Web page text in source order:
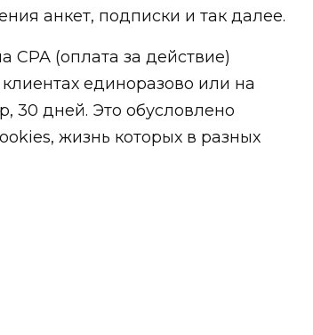
анкет, подписки и так далее.
(оплата за действие)
единоразово или на
30 дней. Это обусловлено
жизнь которых в разных